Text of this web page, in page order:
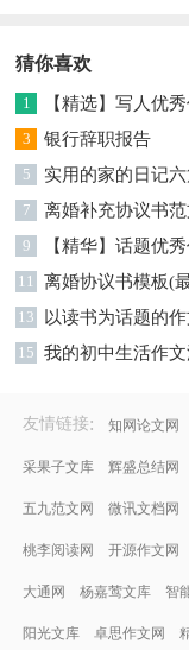
猜你喜欢
1
【精选】写人优
字集锦八篇
3 银行辞职报告
5 实用的家的日记六
7
离婚补充协议书
篇
9
【精华】话题优
字集合9篇
11 离婚协议书模板(
13
以读书为话题的
篇)
15 我的初中生活作
友情链接: 知网论文网
采果子文库 辉盛总结网
五九范文网 微讯文档网
桃李阅读网 开源作文网
大通网 杨嘉莺文库 智
阳光文库 卓思作文网